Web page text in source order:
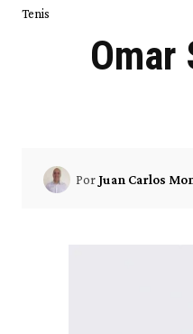
Tenis
Omar
PorJuan Carlos